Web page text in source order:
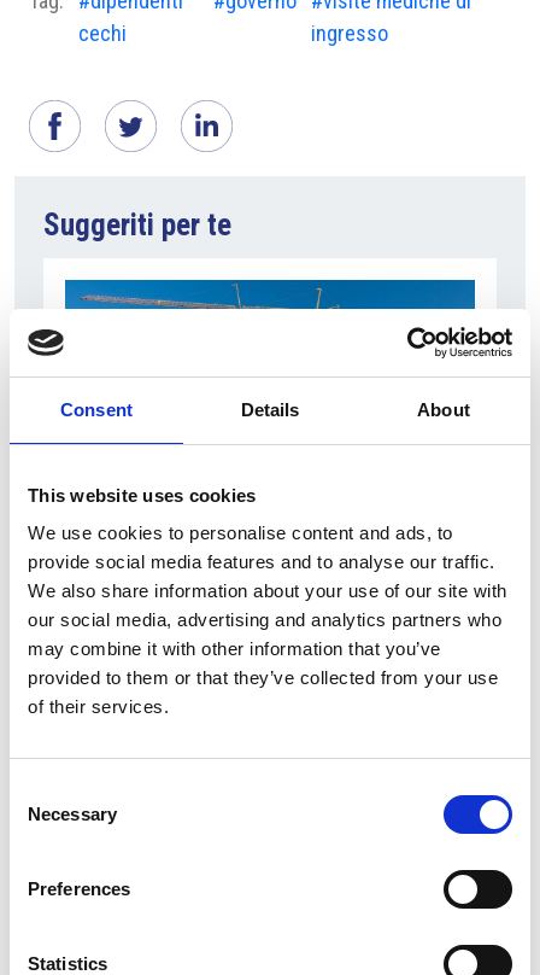
Consent Details About
This website uses cookies
We use cookies to personalise content and ads, to
provide social media features and to analyse our traffic.
We also share information about your use of our site with
our social media, advertising and analytics partners who
may combine it with other information that you’ve
provided to them or that they’ve collected from your use
of their services.
Selection
Necessary
Preferences
Statistics
cechi
ingresso
Suggeriti per te
7 Agosto 2026
Nel primo semestre è aumentata fortemente la
costruzione di nuove abitazioni
Repubblica Ceca